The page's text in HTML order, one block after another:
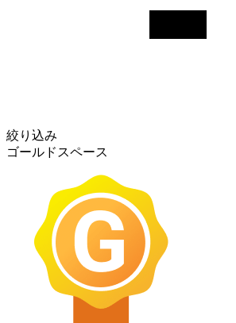
絞り込み
ゴールドスペース